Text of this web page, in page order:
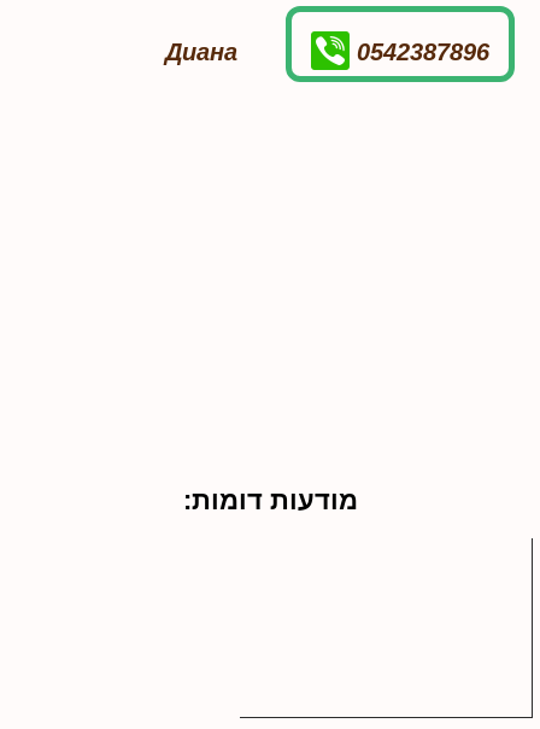
0542387896
Диана
מודעות דומות: